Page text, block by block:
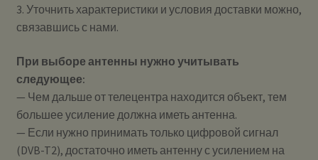
3. Уточнить характеристики и условия доставки можно,
связавшись с нами.
При выборе антенны нужно учитывать
следующее:
— Чем дальше от телецентра находится объект, тем
большее усиление должна иметь антенна.
— Если нужно принимать только цифровой сигнал
(DVB-T2), достаточно иметь антенну с усилением на